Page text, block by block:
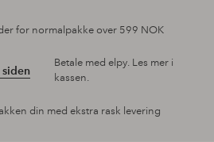
for normalpakke over 599 NOK
Betale med elpy. Les mer i
kassen.
din med ekstra rask levering